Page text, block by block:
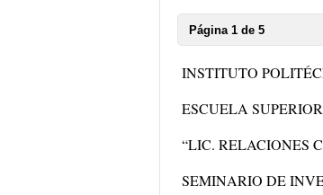
Página 1 de 5
INSTITUTO
ESCUELA
“LIC. RELACIONES
SEMINARIO DE